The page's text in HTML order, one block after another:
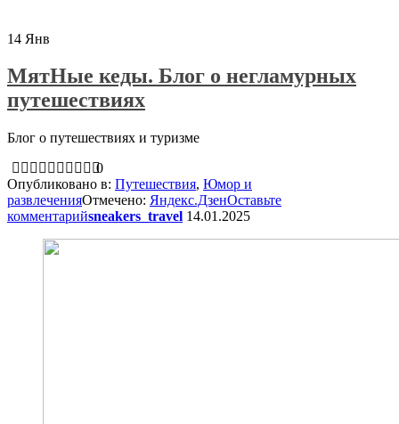
14 Янв
МятНые кеды. Блог о негламурных
путешествиях
Блог о путешествиях и туризме
0
Опубликовано в: Путешествия, Юмор и
развлеченияОтмечено: Яндекс.ДзенОставьте
комментарийsneakers_travel 14.01.2025